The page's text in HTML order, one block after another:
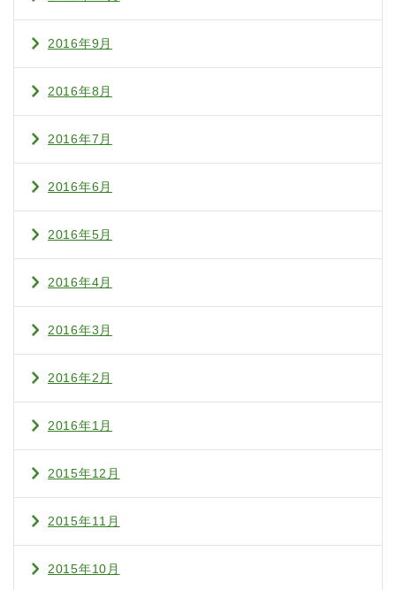
2016年9月
2016年8月
2016年7月
2016年6月
2016年5月
2016年4月
2016年3月
2016年2月
2016年1月
2015年12月
2015年11月
2015年10月